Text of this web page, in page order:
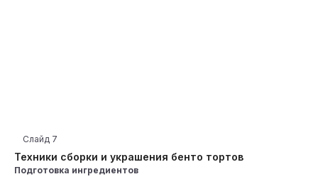
Техники сборки и украшения бенто тортов
Слайд 7
Подготовка ингредиентов